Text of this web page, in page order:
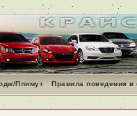
Плимут Правила поведения